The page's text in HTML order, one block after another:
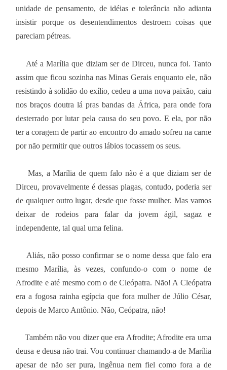
unidade de pensamento, de idéias e tolerância não adianta
insistir porque os desentendimentos destroem coisas que
pareciam pétreas.
Até a Marília que diziam ser de Dirceu, nunca foi. Tanto
assim que ficou sozinha nas Minas Gerais enquanto ele, não
resistindo à solidão do exílio, cedeu a uma nova paixão, caiu
nos braços doutra lá pras bandas da África, para onde fora
desterrado por lutar pela causa do seu povo. E ela, por não
ter a coragem de partir ao encontro do amado sofreu na carne
por não permitir que outros lábios tocassem os seus.
Mas, a Marília de quem falo não é a que diziam ser de
Dirceu, provavelmente é dessas plagas, contudo, poderia ser
de qualquer outro lugar, desde que fosse mulher. Mas vamos
deixar de rodeios para falar da jovem ágil, sagaz e
independente, tal qual uma felina.
Aliás, não posso confirmar se o nome dessa que falo era
mesmo Marília, às vezes, confundo-o com o nome de
Afrodite e até mesmo com o de Cleópatra. Não! A Cleópatra
era a fogosa rainha egípcia que fora mulher de Júlio César,
depois de Marco Antônio. Não, Ceópatra, não!
Também não vou dizer que era Afrodite; Afrodite era uma
deusa e deusa não trai. Vou continuar chamando-a de Marília
apesar de não ser pura, ingênua nem fiel como fora a de